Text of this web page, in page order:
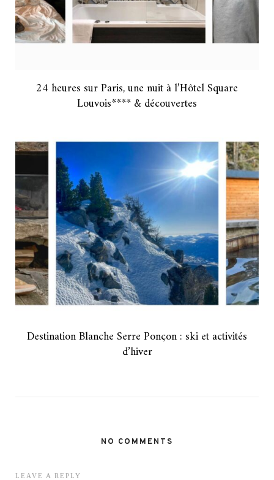
24 heures sur Paris, une nuit à l’Hôtel Square
Louvois**** & découvertes
Destination Blanche Serre Ponçon : ski et activités
d’hiver
NO COMMENTS
LEAVE A REPLY